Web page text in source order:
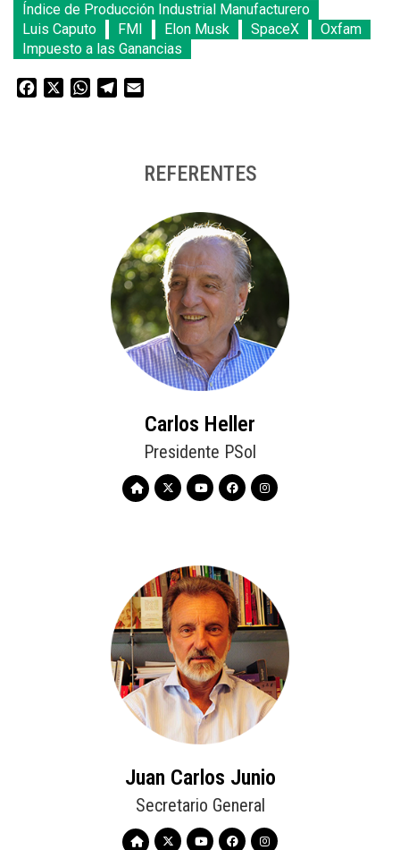
Índice de Producción Industrial Manufacturero
Luis Caputo
FMI Elon Musk SpaceX
Oxfam
Impuesto a las Ganancias
Facebook WhatsAppTelegram
REFERENTES
Carlos Heller
Presidente PSol
Juan Carlos Junio
Secretario General